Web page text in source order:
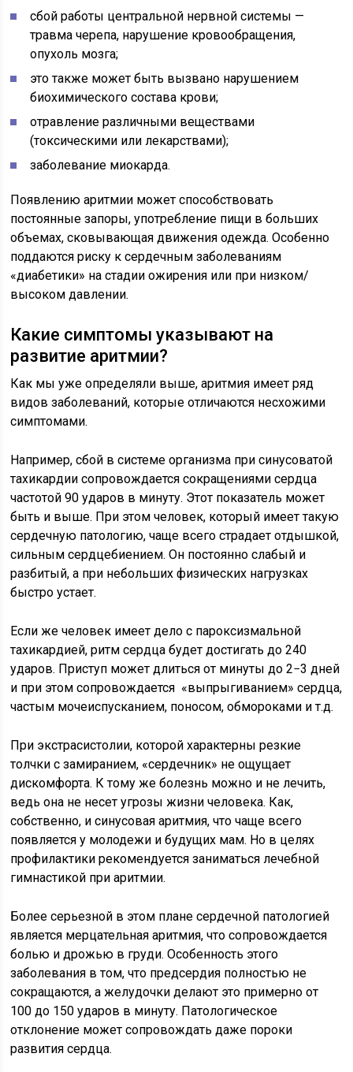
сбой работы центральной нервной системы —
травма черепа, нарушение кровообращения,
опухоль мозга;
это также может быть вызвано нарушением
биохимического состава крови;
отравление различными веществами
(токсическими или лекарствами);
заболевание миокарда.
Появлению аритмии может способствовать
постоянные запоры, употребление пищи в больших
объемах, сковывающая движения одежда. Особенно
поддаются риску к сердечным заболеваниям
«диабетики» на стадии ожирения или при низком/
высоком давлении.
Какие симптомы указывают на
развитие аритмии?
Как мы уже определяли выше, аритмия имеет ряд
видов заболеваний, которые отличаются несхожими
симптомами.
Например, сбой в системе организма при синусоватой
тахикардии сопровождается сокращениями сердца
частотой 90 ударов в минуту. Этот показатель может
быть и выше. При этом человек, который имеет такую
сердечную патологию, чаще всего страдает отдышкой,
сильным сердцебиением. Он постоянно слабый и
разбитый, а при небольших физических нагрузках
быстро устает.
Если же человек имеет дело с пароксизмальной
тахикардией, ритм сердца будет достигать до 240
ударов. Приступ может длиться от минуты до 2−3 дней
и при этом сопровождается «выпрыгиванием» сердца,
частым мочеиспусканием, поносом, обмороками и т.д.
При экстрасистолии, которой характерны резкие
толчки с замиранием, «сердечник» не ощущает
дискомфорта. К тому же болезнь можно и не лечить,
ведь она не несет угрозы жизни человека. Как,
собственно, и синусовая аритмия, что чаще всего
появляется у молодежи и будущих мам. Но в целях
профилактики рекомендуется заниматься лечебной
гимнастикой при аритмии.
Более серьезной в этом плане сердечной патологией
является мерцательная аритмия, что сопровождается
болью и дрожью в груди. Особенность этого
заболевания в том, что предсердия полностью не
сокращаются, а желудочки делают это примерно от
100 до 150 ударов в минуту. Патологическое
отклонение может сопровождать даже пороки
развития сердца.